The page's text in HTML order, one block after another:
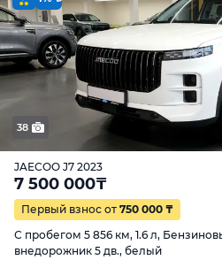
38
JAECOO J7 2023
7 500 000₸
Первый взнос от 750 000 ₸
С пробегом 5 856 км, 1.6 л,
внедорожник 5 дв., белый